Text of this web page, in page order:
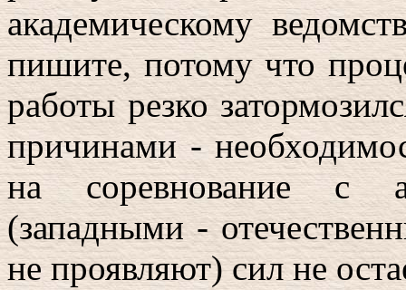
академическому
пишите, потому что
работы резко
причинами -
на соревнование с
(западными -
не проявляют) сил не